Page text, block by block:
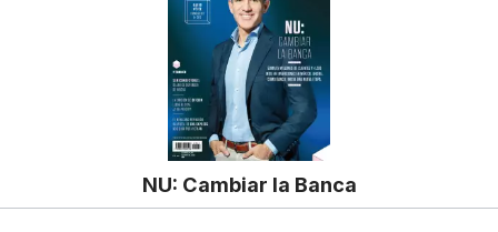
NU: Cambiar la Banca